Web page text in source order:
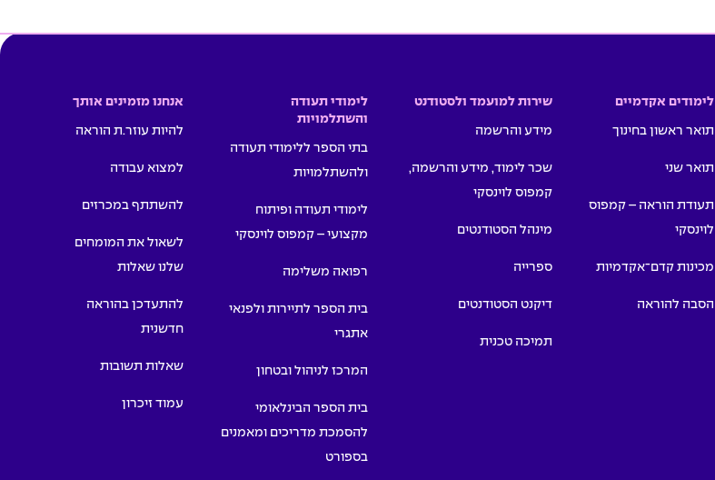
לימודים אקדמיים
תואר ראשון בחינוך
תואר שני
תעודת הוראה – קמפוס
לוינסקי
מכינות קדם־אקדמיות
הסבה להוראה
שירות למועמד ולסטודנט
מידע והרשמה
שכר לימוד, מידע והרשמה,
קמפוס לוינסקי
מינהל הסטודנטים
ספרייה
דיקנט הסטודנטים
תמיכה טכנית
לימודי תעודה
והשתלמויות
בתי הספר ללימודי תעודה
ולהשתלמויות
לימודי תעודה ופיתוח
מקצועי – קמפוס לוינסקי
רפואה משלימה
בית הספר לתיירות ולפנאי
אתגרי
המרכז לניהול ובטחון
בית הספר הבינלאומי
להסמכת מדריכים ומאמנים
בספורט
אנחנו מזמינים אותך
להיות עוזר.ת הוראה
למצוא עבודה
להשתתף במכרזים
לשאול את המומחים
שלנו שאלות
להתעדכן בהוראה
חדשנית
שאלות תשובות
עמוד זיכרון